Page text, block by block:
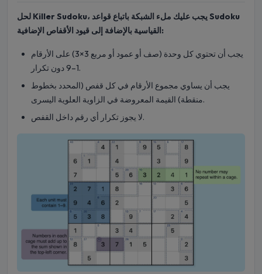
لحل Killer Sudoku، يجب عليك ملء الشبكة باتباع قواعد Sudoku
القياسية بالإضافة إلى قيود الأقفاص الإضافية:
يجب أن تحتوي كل وحدة (صف أو عمود أو مربع 3×3) على الأرقام
1–9 دون تكرار.
يجب أن يساوي مجموع الأرقام في كل قفص (المحدد بخطوط
منقطة) القيمة المعروضة في الزاوية العلوية اليسرى.
لا يجوز تكرار أي رقم داخل القفص.